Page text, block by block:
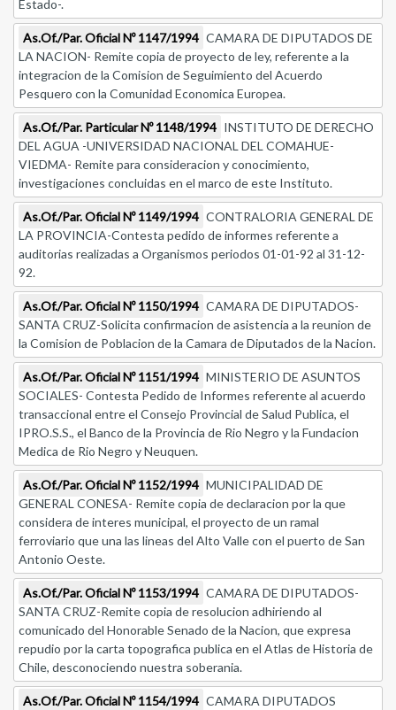
Estado-.
As.Of./Par. Oficial Nº 1147/1994 CAMARA DE DIPUTADOS DE
LA NACION- Remite copia de proyecto de ley, referente a la
integracion de la Comision de Seguimiento del Acuerdo
Pesquero con la Comunidad Economica Europea.
As.Of./Par. Particular Nº 1148/1994 INSTITUTO DE DERECHO
DEL AGUA -UNIVERSIDAD NACIONAL DEL COMAHUE-
VIEDMA- Remite para consideracion y conocimiento,
investigaciones concluidas en el marco de este Instituto.
As.Of./Par. Oficial Nº 1149/1994 CONTRALORIA GENERAL DE
LA PROVINCIA-Contesta pedido de informes referente a
auditorias realizadas a Organismos periodos 01-01-92 al 31-12-
92.
As.Of./Par. Oficial Nº 1150/1994 CAMARA DE DIPUTADOS-
SANTA CRUZ-Solicita confirmacion de asistencia a la reunion de
la Comision de Poblacion de la Camara de Diputados de la Nacion.
As.Of./Par. Oficial Nº 1151/1994 MINISTERIO DE ASUNTOS
SOCIALES- Contesta Pedido de Informes referente al acuerdo
transaccional entre el Consejo Provincial de Salud Publica, el
IPRO.S.S., el Banco de la Provincia de Rio Negro y la Fundacion
Medica de Rio Negro y Neuquen.
As.Of./Par. Oficial Nº 1152/1994 MUNICIPALIDAD DE
GENERAL CONESA- Remite copia de declaracion por la que
considera de interes municipal, el proyecto de un ramal
ferroviario que una las lineas del Alto Valle con el puerto de San
Antonio Oeste.
As.Of./Par. Oficial Nº 1153/1994 CAMARA DE DIPUTADOS-
SANTA CRUZ-Remite copia de resolucion adhiriendo al
comunicado del Honorable Senado de la Nacion, que expresa
repudio por la carta topografica publica en el Atlas de Historia de
Chile, desconociendo nuestra soberania.
As.Of./Par. Oficial Nº 1154/1994 CAMARA DIPUTADOS